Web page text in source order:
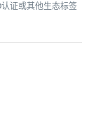
证或其他生态标签